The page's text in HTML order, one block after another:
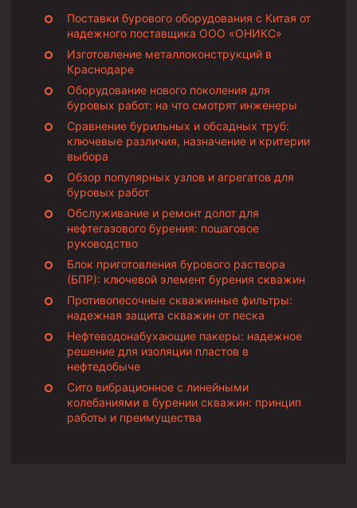
Поставки бурового оборудования с Китая от
надежного поставщика ООО «ОНИКС»
Изготовление металлоконструкций в
Краснодаре
Оборудование нового поколения для
буровых работ: на что смотрят инженеры
Сравнение бурильных и обсадных труб:
ключевые различия, назначение и критерии
выбора
Обзор популярных узлов и агрегатов для
буровых работ
Обслуживание и ремонт долот для
нефтегазового бурения: пошаговое
руководство
Блок приготовления бурового раствора
(БПР): ключевой элемент бурения скважин
Противопесочные скважинные фильтры:
надежная защита скважин от песка
Нефтеводонабухающие пакеры: надежное
решение для изоляции пластов в
нефтедобыче
Сито вибрационное с линейными
колебаниями в бурении скважин: принцип
работы и преимущества